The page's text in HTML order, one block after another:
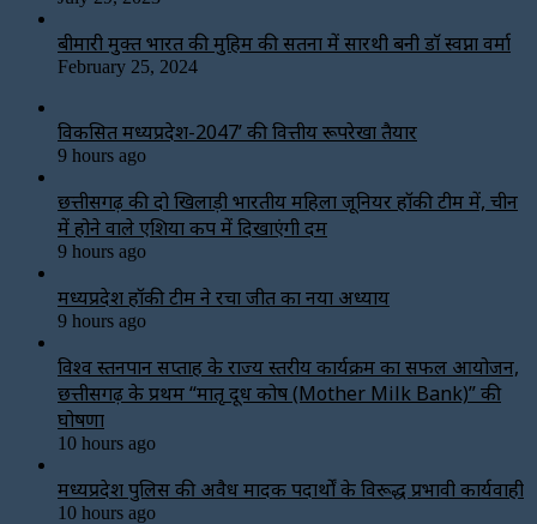
बीमारी मुक्त भारत की मुहिम की सतना में सारथी बनी डाॅ स्वप्ना वर्मा
February 25, 2024
विकसित मध्यप्रदेश-2047’ की वित्तीय रूपरेखा तैयार
9 hours ago
छत्तीसगढ़ की दो खिलाड़ी भारतीय महिला जूनियर हॉकी टीम में, चीन
में होने वाले एशिया कप में दिखाएंगी दम
9 hours ago
मध्यप्रदेश हॉकी टीम ने रचा जीत का नया अध्याय
9 hours ago
विश्व स्तनपान सप्ताह के राज्य स्तरीय कार्यक्रम का सफल आयोजन,
छत्तीसगढ़ के प्रथम “मातृ दूध कोष (Mother Milk Bank)” की
घोषणा
10 hours ago
मध्यप्रदेश पुलिस की अवैध मादक पदार्थों के विरूद्ध प्रभावी कार्यवाही
10 hours ago